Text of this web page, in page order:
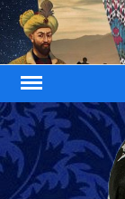
Skip
to
content